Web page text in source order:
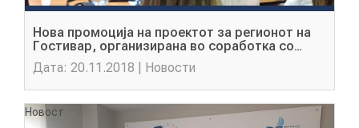
ПОДНЕСИ ИНИЦИЈАТИВА
ПОДДРЖИ ИНИЦИЈАТИВА
МУЛТИМЕДИЈА
Нова промоција на проектот за регионот на
Гостивар, организирана во соработка со
општина Гостивар и Стопанска комора на
занаетчии и други самостојни стопанственици
Дата: 20.11.2018 | Новости
Новост